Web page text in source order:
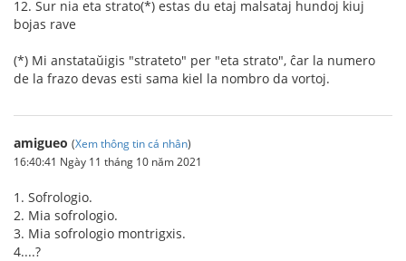
12. Sur nia eta strato(*) estas du etaj malsataj hundoj kiuj
bojas rave
(*) Mi anstataŭigis "strateto" per "eta strato", ĉar la numero
de la frazo devas esti sama kiel la nombro da vortoj.
amigueo (Xem thông tin cá nhân)
16:40:41 Ngày 11 tháng 10 năm 2021
1. Sofrologio.
2. Mia sofrologio.
3. Mia sofrologio montrigxis.
4....?